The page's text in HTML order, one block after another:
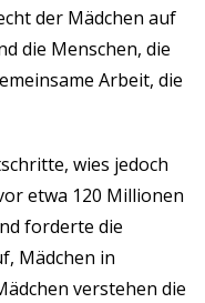
der Mädchen auf
die Menschen, die
Arbeit, die
wies jedoch
etwa 120 Millionen
forderte die
Mädchen in
verstehen die